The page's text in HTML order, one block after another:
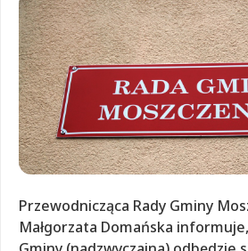
Przewodnicząca Rady Gminy
Małgorzata Domańska